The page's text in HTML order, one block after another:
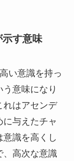
す意味
い意識を持っ
意味になり
れはアセンデ
与えたチャ
識を高くし
、高次な意識